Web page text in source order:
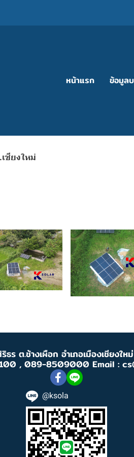
หน้าแรก ข้อมูล
ชียงใหม่
ต.ช้างเผือก อำเภอเมืองเชียงใ
, 089-8509000 Email :
@ksola